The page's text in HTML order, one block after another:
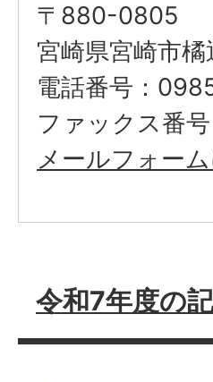
〒880-0805
宮崎県宮崎市
電話番号：
ファックス番
メールフォー
令和7年度の